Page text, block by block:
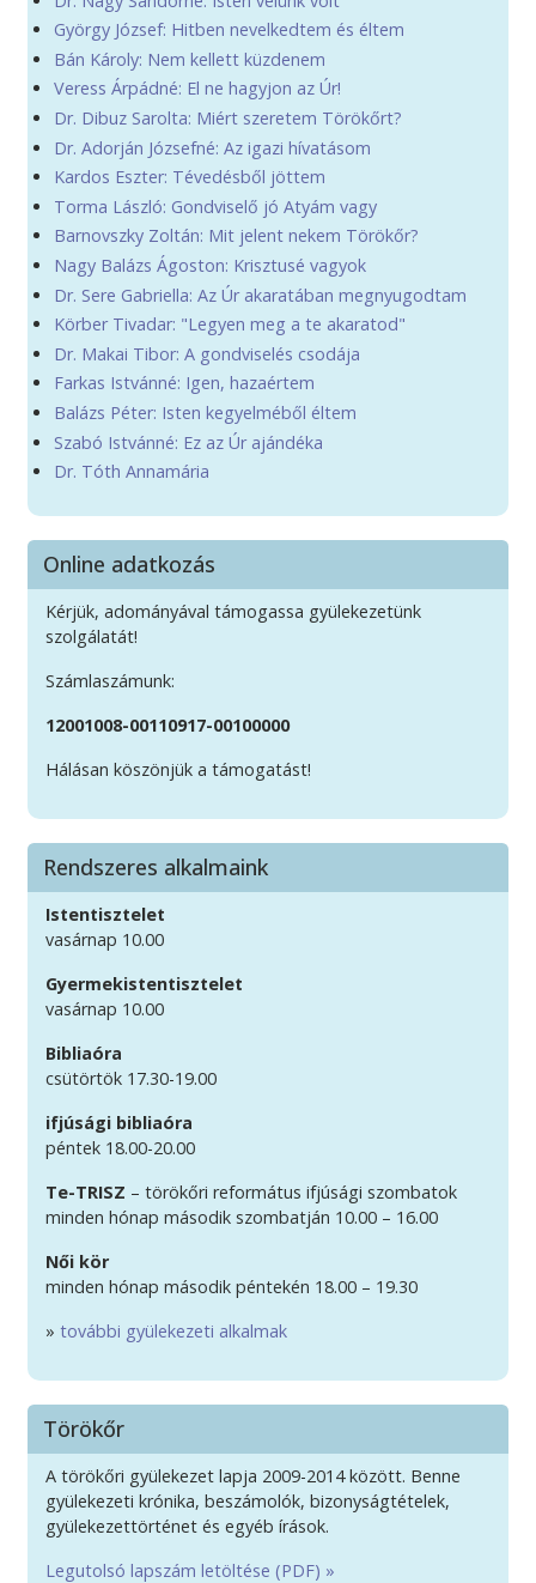
György József: Hitben nevelkedtem és éltem
Bán Károly: Nem kellett küzdenem
Veress Árpádné: El ne hagyjon az Úr!
Dr. Dibuz Sarolta: Miért szeretem Törökőrt?
Dr. Adorján Józsefné: Az igazi hívatásom
Kardos Eszter: Tévedésből jöttem
Torma László: Gondviselő jó Atyám vagy
Barnovszky Zoltán: Mit jelent nekem Törökőr?
Nagy Balázs Ágoston: Krisztusé vagyok
Dr. Sere Gabriella: Az Úr akaratában megnyugodtam
Körber Tivadar: "Legyen meg a te akaratod"
Dr. Makai Tibor: A gondviselés csodája
Farkas Istvánné: Igen, hazaértem
Balázs Péter: Isten kegyelméből éltem
Szabó Istvánné: Ez az Úr ajándéka
Dr. Tóth Annamária
Online adatkozás
Kérjük, adományával támogassa gyülekezetünk
szolgálatát!
Számlaszámunk:
12001008-00110917-00100000
Hálásan köszönjük a támogatást!
Rendszeres alkalmaink
Istentisztelet
vasárnap 10.00
Gyermekistentisztelet
vasárnap 10.00
Bibliaóra
csütörtök 17.30-19.00
ifjúsági bibliaóra
péntek 18.00-20.00
Te-TRISZ – törökőri református ifjúsági szombatok
minden hónap második szombatján 10.00 – 16.00
Női kör
minden hónap második péntekén 18.00 – 19.30
» további gyülekezeti alkalmak
Törökőr
A törökőri gyülekezet lapja 2009-2014 között. Benne
gyülekezeti krónika, beszámolók, bizonyságtételek,
gyülekezettörténet és egyéb írások.
Legutolsó lapszám letöltése (PDF) »